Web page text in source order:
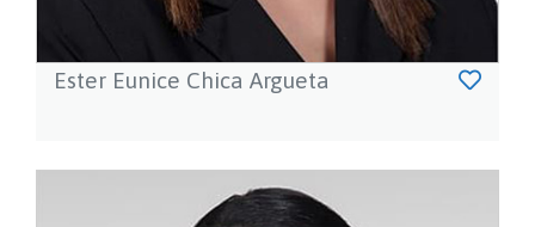
Ester Eunice Chica Argueta